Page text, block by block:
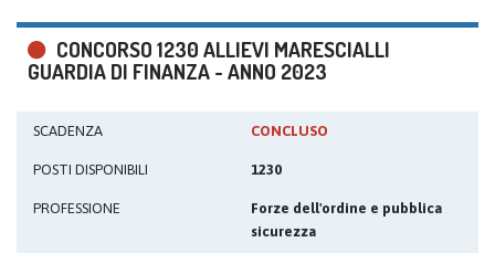
CONCORSO 1230 ALLIEVI MARESCIALLI
GUARDIA DI FINANZA - ANNO 2023
SCADENZA CONCLUSO
POSTI DISPONIBILI 1230
PROFESSIONE
Forze dell'ordine e pubblica
sicurezza